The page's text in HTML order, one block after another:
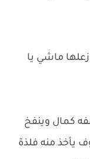
ماشي يا
كمال وينفخ
منه فلذة